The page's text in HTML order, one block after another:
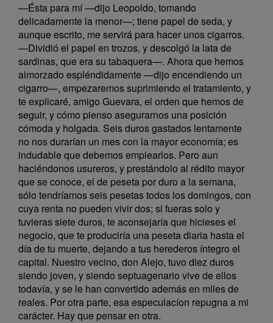
—Ésta para mí —dijo Leopoldo, tomando
delicadamente la menor—; tiene papel de seda, y
aunque escrito, me servirá para hacer unos cigarros.
—Dividió el papel en trozos, y descolgó la lata de
sardinas, que era su tabaquera—. Ahora que hemos
almorzado espléndidamente —dijo encendiendo un
cigarro—, empezaremos suprimiendo el tratamiento, y
te explicaré, amigo Guevara, el orden que hemos de
seguir, y cómo pienso asegurarnos una posición
cómoda y holgada. Seis duros gastados lentamente
no nos durarían un mes con la mayor economía; es
indudable que debemos emplearlos. Pero aun
haciéndonos usureros, y prestándolo al rédito mayor
que se conoce, el de peseta por duro a la semana,
sólo tendríamos seis pesetas todos los domingos, con
cuya renta no pueden vivir dos; si fueras solo y
tuvieras siete duros, te aconsejaría que hicieses el
negocio, que te produciría una peseta diaria hasta el
día de tu muerte, dejando a tus herederos íntegro el
capital. Nuestro vecino, don Alejo, tuvo diez duros
siendo joven, y siendo septuagenario vive de ellos
todavía, y se le han convertido además en miles de
reales. Por otra parte, esa especulacíon repugna a mi
carácter. Hay que pensar en otra.